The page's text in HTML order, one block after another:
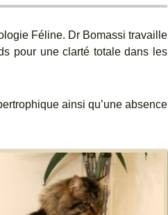
Féline. Dr Bomassi travaille
pour une clarté totale dans les
ainsi qu’une absence